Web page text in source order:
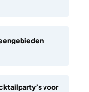
voor